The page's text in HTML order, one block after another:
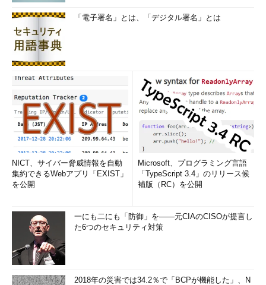
「電子署名」とは、「デジタル署名」とは
NICT、サイバー脅威情報を自動
集約できるWebアプリ「EXIST」
を公開
Microsoft、プログラミング言語
「TypeScript 3.4」のリリース候
補版（RC）を公開
一にも二にも「防御」を――元CIAのCISOが提言し
た6つのセキュリティ対策
2018年の災害では34.2％で「BCPが機能した」、N